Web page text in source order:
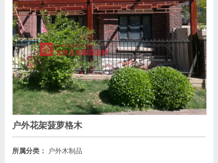
户外花架菠萝格木
所属分类： 户外木制品